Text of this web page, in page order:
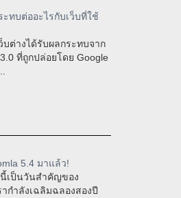
ะทบต่ออะไรกับเว็บที่ใช้
บต่างได้รับผลกระทบจาก
ที่ถูกปล่อยโดย Google
5.4 มาแล้ว!
เป็นวันสำคัญของ
ากำลังเฉลิมฉลองสองปี